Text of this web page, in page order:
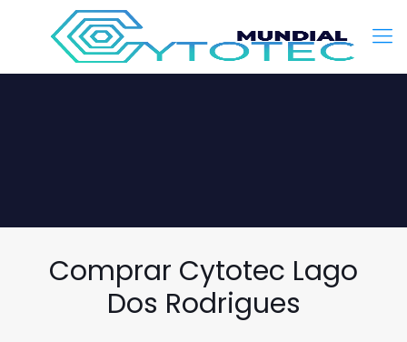
Comprar Cytotec Lago
Dos Rodrigues